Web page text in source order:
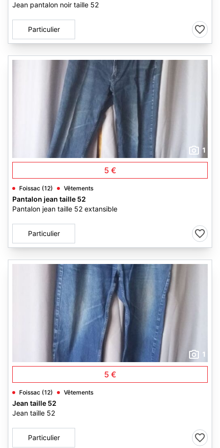
Jean pantalon noir taille 52
Particulier
1
5 €
Foissac (12) Vêtements
Pantalon jean taille 52
Pantalon jean taille 52 extansible
Particulier
1
5 €
Foissac (12) Vêtements
Jean taille 52
Jean taille 52
Particulier